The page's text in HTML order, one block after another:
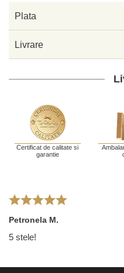
Plata
Livrare
Certificat de calitate si
garantie
Petronela M.
5 stele!